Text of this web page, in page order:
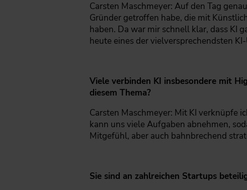
Carsten Maschmeyer: Auf den Tag
Gründer getroffen habe, die mit
haben. Da war mir schnell klar, dass KI
heute eines der vielversprechendsten
Viele verbinden KI insbesondere mit
diesem Thema?
Carsten Maschmeyer: Mit KI verknüpfe
kann uns viele Aufgaben abnehmen,
Mitgefühl, aber auch bahnbrechend
Sie sind an zahlreichen Startups